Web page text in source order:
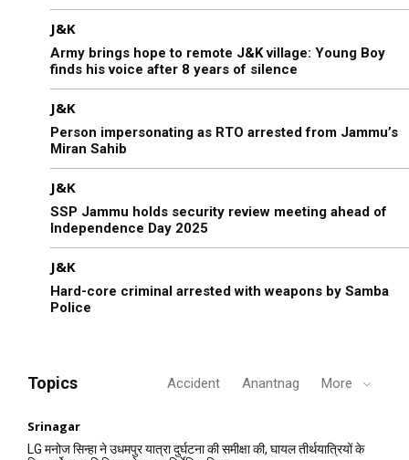
J&K
Army brings hope to remote J&K village: Young Boy
finds his voice after 8 years of silence
J&K
Person impersonating as RTO arrested from Jammu’s
Miran Sahib
J&K
SSP Jammu holds security review meeting ahead of
Independence Day 2025
J&K
Hard-core criminal arrested with weapons by Samba
Police
Topics Accident Anantnag More
Srinagar
LG मनोज सिन्हा ने उधमपुर यात्रा दुर्घटना की समीक्षा की, घायल तीर्थयात्रियों के